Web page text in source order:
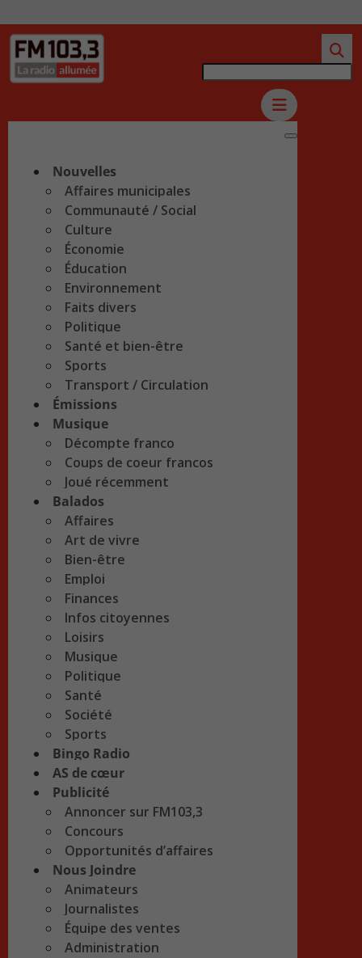
Nouvelles
Affaires municipales
Communauté / Social
Culture
Économie
Éducation
Environnement
Faits divers
Politique
Santé et bien-être
Sports
Transport / Circulation
Émissions
Musique
Décompte franco
Coups de coeur francos
Joué récemment
Balados
Affaires
Art de vivre
Bien-être
Emploi
Finances
Infos citoyennes
Loisirs
Musique
Politique
Santé
Société
Sports
Bingo Radio
AS de cœur
Publicité
Annoncer sur FM103,3
Concours
Opportunités d’affaires
Nous Joindre
Animateurs
Journalistes
Équipe des ventes
Administration